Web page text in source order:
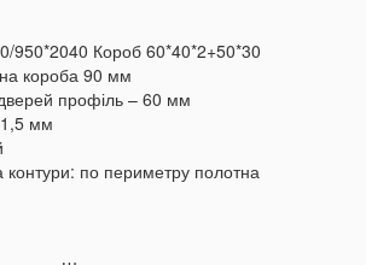
950*2040 Короб 60*40*2+50*30
короба 90 мм
профіль – 60 мм
1,5 мм
по периметру полотна